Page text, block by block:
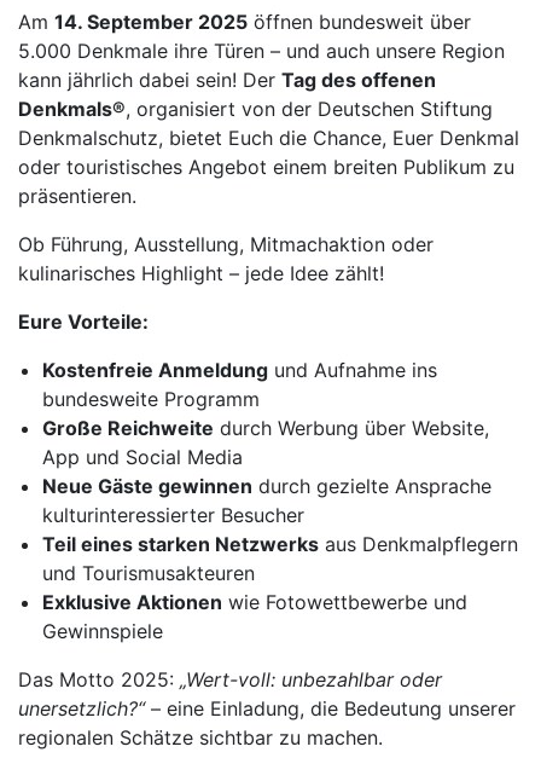
Am 14. September 2025 öffnen bundesweit über
5.000 Denkmale ihre Türen – und auch unsere Region
kann jährlich dabei sein! Der Tag des offenen
Denkmals®, organisiert von der Deutschen Stiftung
Denkmalschutz, bietet Euch die Chance, Euer Denkmal
oder touristisches Angebot einem breiten Publikum zu
präsentieren.
Ob Führung, Ausstellung, Mitmachaktion oder
kulinarisches Highlight – jede Idee zählt!
Eure Vorteile:
Kostenfreie Anmeldung und Aufnahme ins
bundesweite Programm
Große Reichweite durch Werbung über Website,
App und Social Media
Neue Gäste gewinnen durch gezielte Ansprache
kulturinteressierter Besucher
Teil eines starken Netzwerks aus Denkmalpflegern
und Tourismusakteuren
Exklusive Aktionen wie Fotowettbewerbe und
Gewinnspiele
Das Motto 2025: „Wert-voll: unbezahlbar oder
unersetzlich?“– eine Einladung, die Bedeutung unserer
regionalen Schätze sichtbar zu machen.